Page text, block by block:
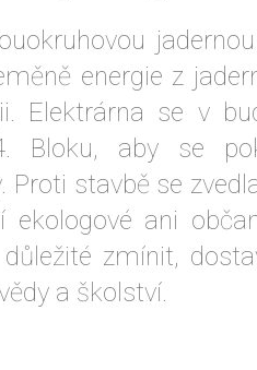
energie z
Elektrárna se v
Bloku, aby se
Proti stavbě se
ekologové ani
zmínit,
a školství.